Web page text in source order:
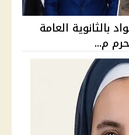
الراسب في 3 مواد بالثانوية العامة
م...